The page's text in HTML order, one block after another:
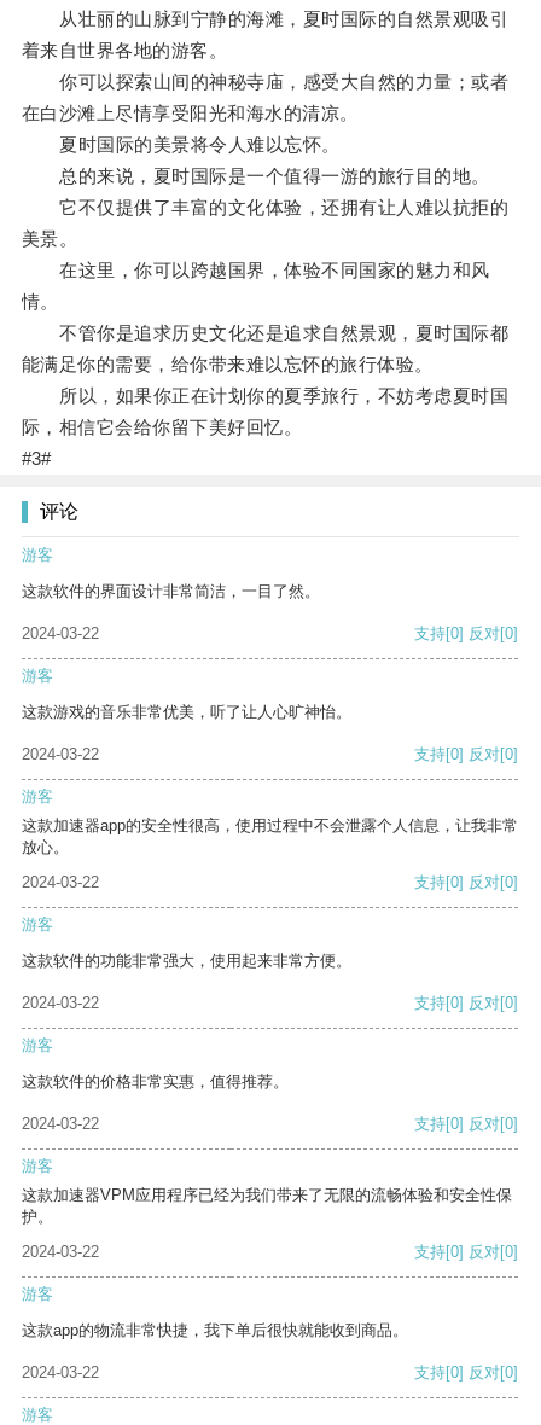
从壮丽的山脉到宁静的海滩，夏时国际的自然景观吸引
着来自世界各地的游客。
你可以探索山间的神秘寺庙，感受大自然的力量；或者
在白沙滩上尽情享受阳光和海水的清凉。
夏时国际的美景将令人难以忘怀。
总的来说，夏时国际是一个值得一游的旅行目的地。
它不仅提供了丰富的文化体验，还拥有让人难以抗拒的
美景。
在这里，你可以跨越国界，体验不同国家的魅力和风
情。
不管你是追求历史文化还是追求自然景观，夏时国际都
能满足你的需要，给你带来难以忘怀的旅行体验。
所以，如果你正在计划你的夏季旅行，不妨考虑夏时国
际，相信它会给你留下美好回忆。
#3#
评论
游客
这款软件的界面设计非常简洁，一目了然。
2024-03-22 支持[0] 反对[0]
游客
这款游戏的音乐非常优美，听了让人心旷神怡。
2024-03-22 支持[0] 反对[0]
游客
这款加速器app的安全性很高，使用过程中不会泄露个人信息，让我非常
放心。
2024-03-22
支持[0] 反对[0]
游客
这款软件的功能非常强大，使用起来非常方便。
2024-03-22 支持[0] 反对[0]
游客
这款软件的价格非常实惠，值得推荐。
2024-03-22 支持[0] 反对[0]
游客
这款加速器VPM应用程序已经为我们带来了无限的流畅体验和安全性保
护。
2024-03-22
支持[0] 反对[0]
游客
这款app的物流非常快捷，我下单后很快就能收到商品。
2024-03-22 支持[0] 反对[0]
游客